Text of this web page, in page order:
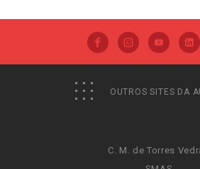
OUTROS SITES DA
C. M. de Torres